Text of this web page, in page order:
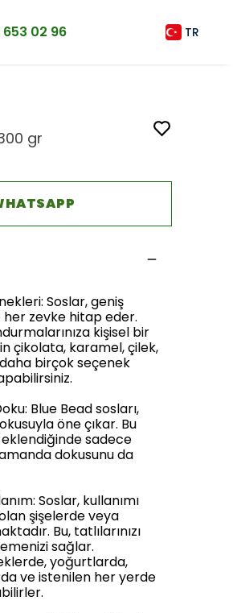
02 96 TR
gr
Soslar, geniş
zevke hitap eder.
kişisel bir
çikolata, karamel, çilek,
birçok seçenek
Blue Bead sosları,
öne çıkar. Bu
eklendiğinde sadece
dokusunu da
Soslar, kullanımı
şişelerde veya
Bu, tatlılarınızı
sağlar.
yoğurtlarda,
ve istenilen her yerde